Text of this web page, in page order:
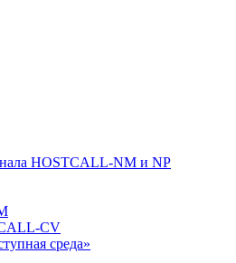
HOSTCALL-NM и NP
CV
среда»